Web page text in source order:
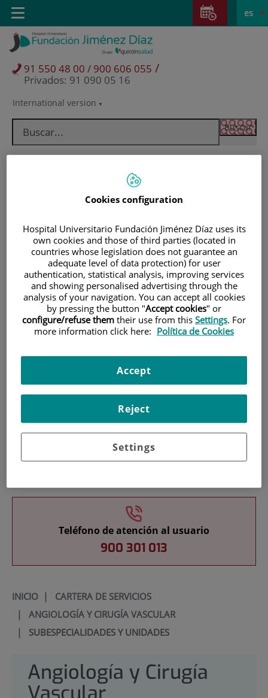
Saltar al contenido
Saltar
contenido
Selector
idioma
activo
es
International version
91 550 48 00 / 900 606 055 /
Privados: 91 090 05 16
Toggle
navigation
Pacientes y visitantes
Teléfono de atención al usuario
900 301 013
INICIO| CARTERA DE SERVICIOS
| ANGIOLOGÍA Y CIRUGÍA VASCULAR
| SUBESPECIALIDADES Y UNIDADES
Angiología y Cirugía
Cookies configuration
Hospital Universitario Fundación Jiménez Díaz uses its
own cookies and those of third parties (located in
countries whose legislation does not guarantee an
adequate level of data protection) for user
authentication, statistical analysis, improving services
and showing personalised advertising through the
analysis of your navigation. You can accept all cookies
by pressing the button "Accept cookies" or
configure/refuse them their use from this Settings. For
more information click here: Política de Cookies
Settings
Reject
Accept